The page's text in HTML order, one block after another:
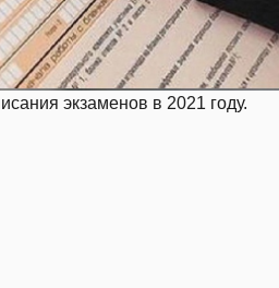
экзаменов в 2021 году.